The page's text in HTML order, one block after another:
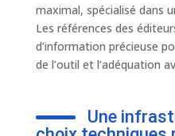
maximal, spécialisé dans
Les références des
d’information précieuse
de l’outil et l’adéquation
Une